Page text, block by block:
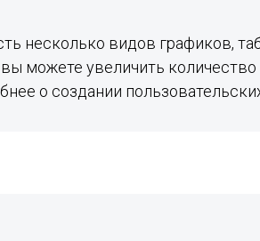
несколько видов графиков,
можете увеличить
о создании